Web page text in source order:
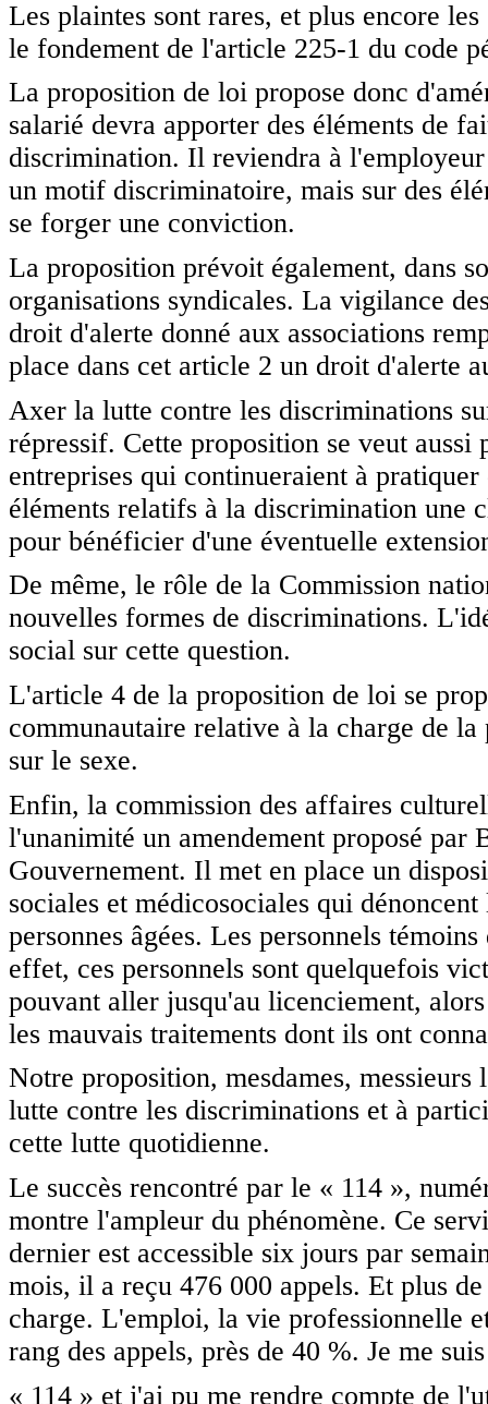
Les plaintes sont rares, et plus encore
le fondement de l'article 225-1 du code
La proposition de loi propose donc
salarié devra apporter des éléments de
discrimination. Il reviendra à
un motif discriminatoire, mais sur des
se forger une conviction.
La proposition prévoit également, dans
organisations syndicales. La vigilance
droit d'alerte donné aux associations
place dans cet article 2 un droit d'alerte
Axer la lutte contre les discriminations
répressif. Cette proposition se veut aussi
entreprises qui continueraient à
éléments relatifs à la discrimination une
pour bénéficier d'une éventuelle
De même, le rôle de la Commission
nouvelles formes de discriminations.
social sur cette question.
L'article 4 de la proposition de loi se
communautaire relative à la charge de
sur le sexe.
Enfin, la commission des affaires
l'unanimité un amendement proposé par
Gouvernement. Il met en place un
sociales et médicosociales qui
personnes âgées. Les personnels
effet, ces personnels sont quelquefois
pouvant aller jusqu'au licenciement,
les mauvais traitements dont ils ont
Notre proposition, mesdames,
lutte contre les discriminations et à
cette lutte quotidienne.
Le succès rencontré par le « 114 »,
montre l'ampleur du phénomène. Ce
dernier est accessible six jours par
mois, il a reçu 476 000 appels. Et plus
charge. L'emploi, la vie professionnelle
rang des appels, près de 40 %. Je me
« 114 » et j'ai pu me rendre compte de